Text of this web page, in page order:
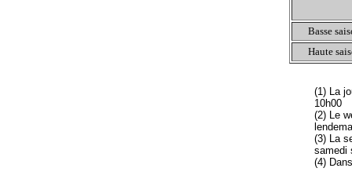
Basse
Haute
(1) La
10h00
(2) Le
(3) La
samedi
(4)